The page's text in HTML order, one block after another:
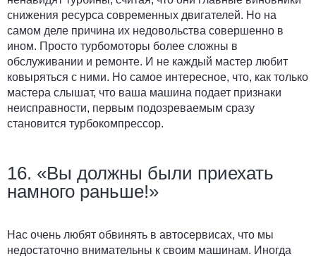
снижения ресурса современных двигателей. Но на
самом деле причина их недовольства совершенно в
ином. Просто турбомоторы более сложны в
обслуживании и ремонте. И не каждый мастер любит
ковыряться с ними. Но самое интересное, что, как только
мастера слышат, что ваша машина подает признаки
неисправности, первым подозреваемым сразу
становится турбокомпрессор.
16. «Вы должны были приехать
намного раньше!»
Нас очень любят обвинять в автосервисах, что мы
недостаточно внимательны к своим машинам. Иногда